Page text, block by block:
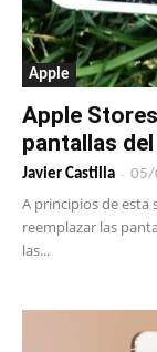
Apple
Apple
pantallas
Javier Castilla - 05/
A principios de esta
reemplazar las
las...